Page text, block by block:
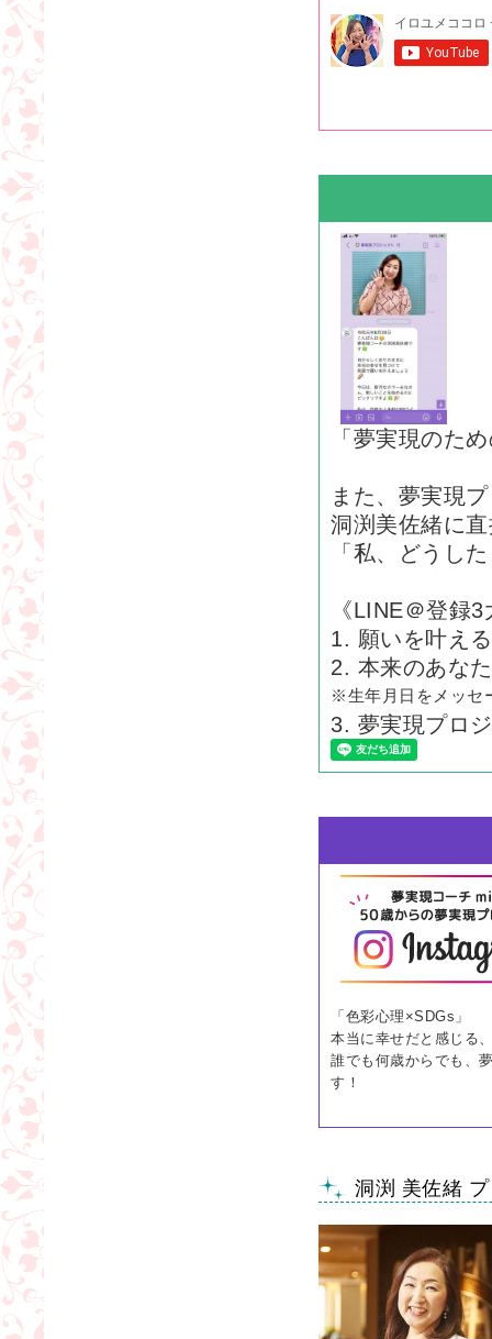
「夢実現のた
また、夢実現
洞渕美佐緒に
「私、どうし
《LINE＠登録
1. 願いを叶え
2. 本来のあな
※生年月日をメッセ
3. 夢実現プロ
「色彩心理×SDGs」
本当に幸せだと感じる
誰でも何歳からでも、
す！
洞渕 美佐緒